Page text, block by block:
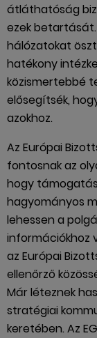
átláthatóság
ezek
hálózatokat
hatékony
közismertebbé
elősegítsék,
azokhoz.
Az Európai
fontosnak az
hogy
hagyományos
lehessen a
információkhoz
az Európai
ellenőrző
Már léteznek
stratégiai
keretében. Az